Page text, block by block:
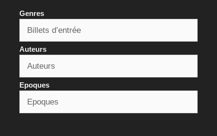
Genres
Auteurs
Epoques